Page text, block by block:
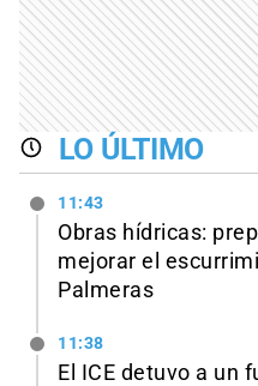
LO ÚLTIMO
11:43
Obras hídricas:
mejorar el
Palmeras
11:38
El ICE detuvo a un